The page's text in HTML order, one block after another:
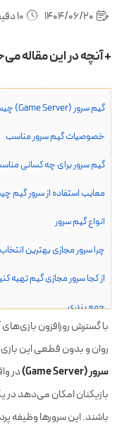
+ آنچه در این مقاله
گیم سرور (Game Server) چیست؟
خصوصیات گیم سرور مناسب
گیم سرور برای چه کسانی
معایب استفاده از سرور گیم
انواع گیم سرور
چرا سرور مجازی بهترین
از کجا سرور مجازی گیم تهیه
جمع بندی
با گسترش روزافزون بازی‌های
روان و بدون قطعی این
سرور (Game Server)
در
بازیکنان امکان می‌دهد
باشند. این سرورها وظیفه